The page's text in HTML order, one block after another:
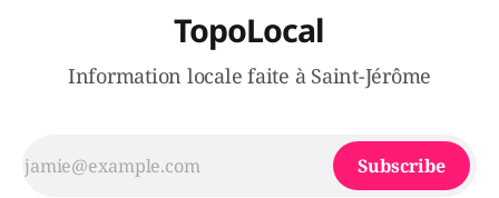
TopoLocal
Information locale faite à Saint-Jérôme
Subscribe